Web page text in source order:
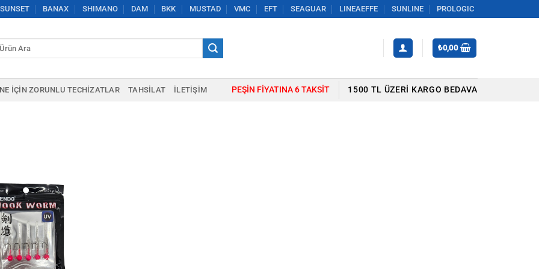
SUNSET BANAX SHIMANO DAM BKK MUSTAD VMC EFT SEAGUAR LINEAEFFE SUNLINE PROLOGIC
₺0,00
IÇIN ZORUNLU TECHIZATLAR TAHSILAT İLETIŞIM PEŞIN FIYATINA 6 TAKSIT 1500 TL ÜZERI KARGO BEDAVA